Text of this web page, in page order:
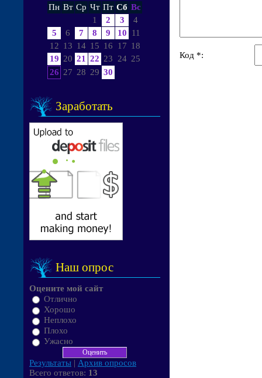
Пн Вт Ср Чт Пт Сб Вс
1
2 3
4
5
6 7 8 9 10
11
12 13 14 15 16 17 18
19 20 21 22 23 24 25
26 27 28 29 30
Заработать
Наш опрос
Оцените мой сайт
Отлично
Хорошо
Неплохо
Плохо
Ужасно
Результаты | Архив опросов
Всего ответов: 13
Код *: